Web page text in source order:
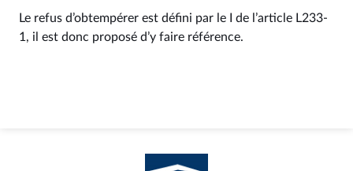
Le refus d’obtempérer est défini par le I de l’article L233-
1, il est donc proposé d’y faire référence.